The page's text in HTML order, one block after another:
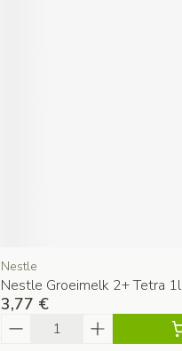
Nestle
Nestle Groeimelk 2+ Tetra 1l
3,77 €
Quantité